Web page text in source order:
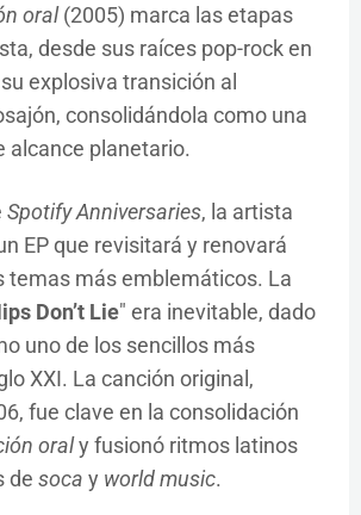
oral(2005) marca las etapas
desde sus raíces pop-rock en
explosiva transición al
consolidándola como una
alcance planetario.
Spotify Anniversaries, la artista
EP que revisitará y renovará
temas más emblemáticos. La
Don’t Lie" era inevitable, dado
uno de los sencillos más
XXI. La canción original,
fue clave en la consolidación
oraly fusionó ritmos latinos
de soca y world music.